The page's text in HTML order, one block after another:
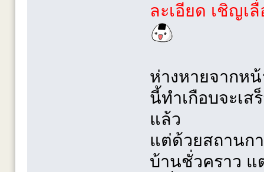
ละเอียด เชิญเ
ห่างหายจากห
นี้ทำเกือบจะเ
แล้ว
แต่ด้วยสถานก
บ้านชั่วคราว แ